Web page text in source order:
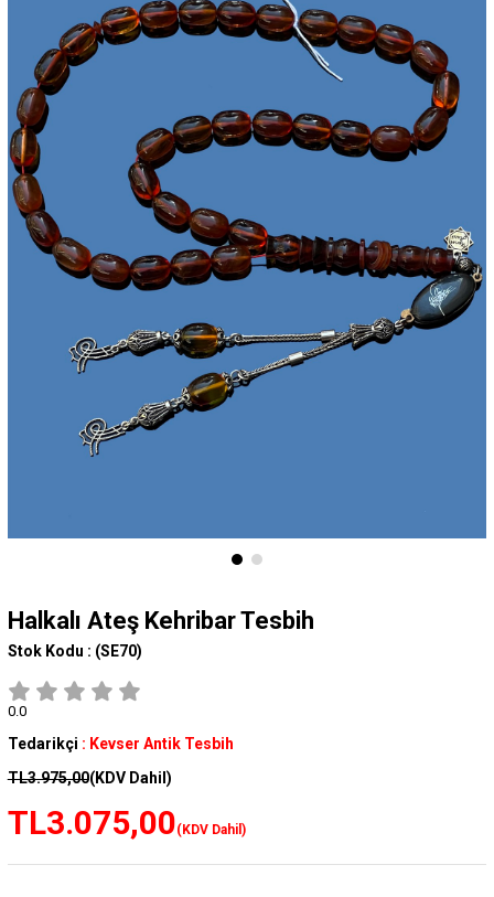
Halkalı Ateş Kehribar Tesbih
Stok Kodu : (SE70)
0.0
Tedarikçi : Kevser Antik Tesbih
TL3.975,00(KDV Dahil)
TL3.075,00(KDV Dahil)